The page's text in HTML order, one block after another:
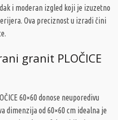
i moderan izgled koji je izuzetno
Ova preciznost u izradi čini
granit PLOČICE
60×60 donose neuporedivu
dimenzija od 60×60 cm idealna je